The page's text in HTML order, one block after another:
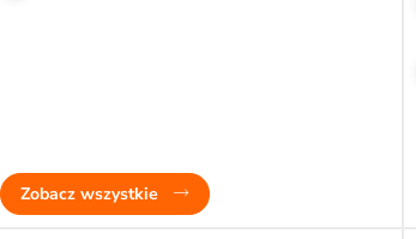
Zobacz wszystkie